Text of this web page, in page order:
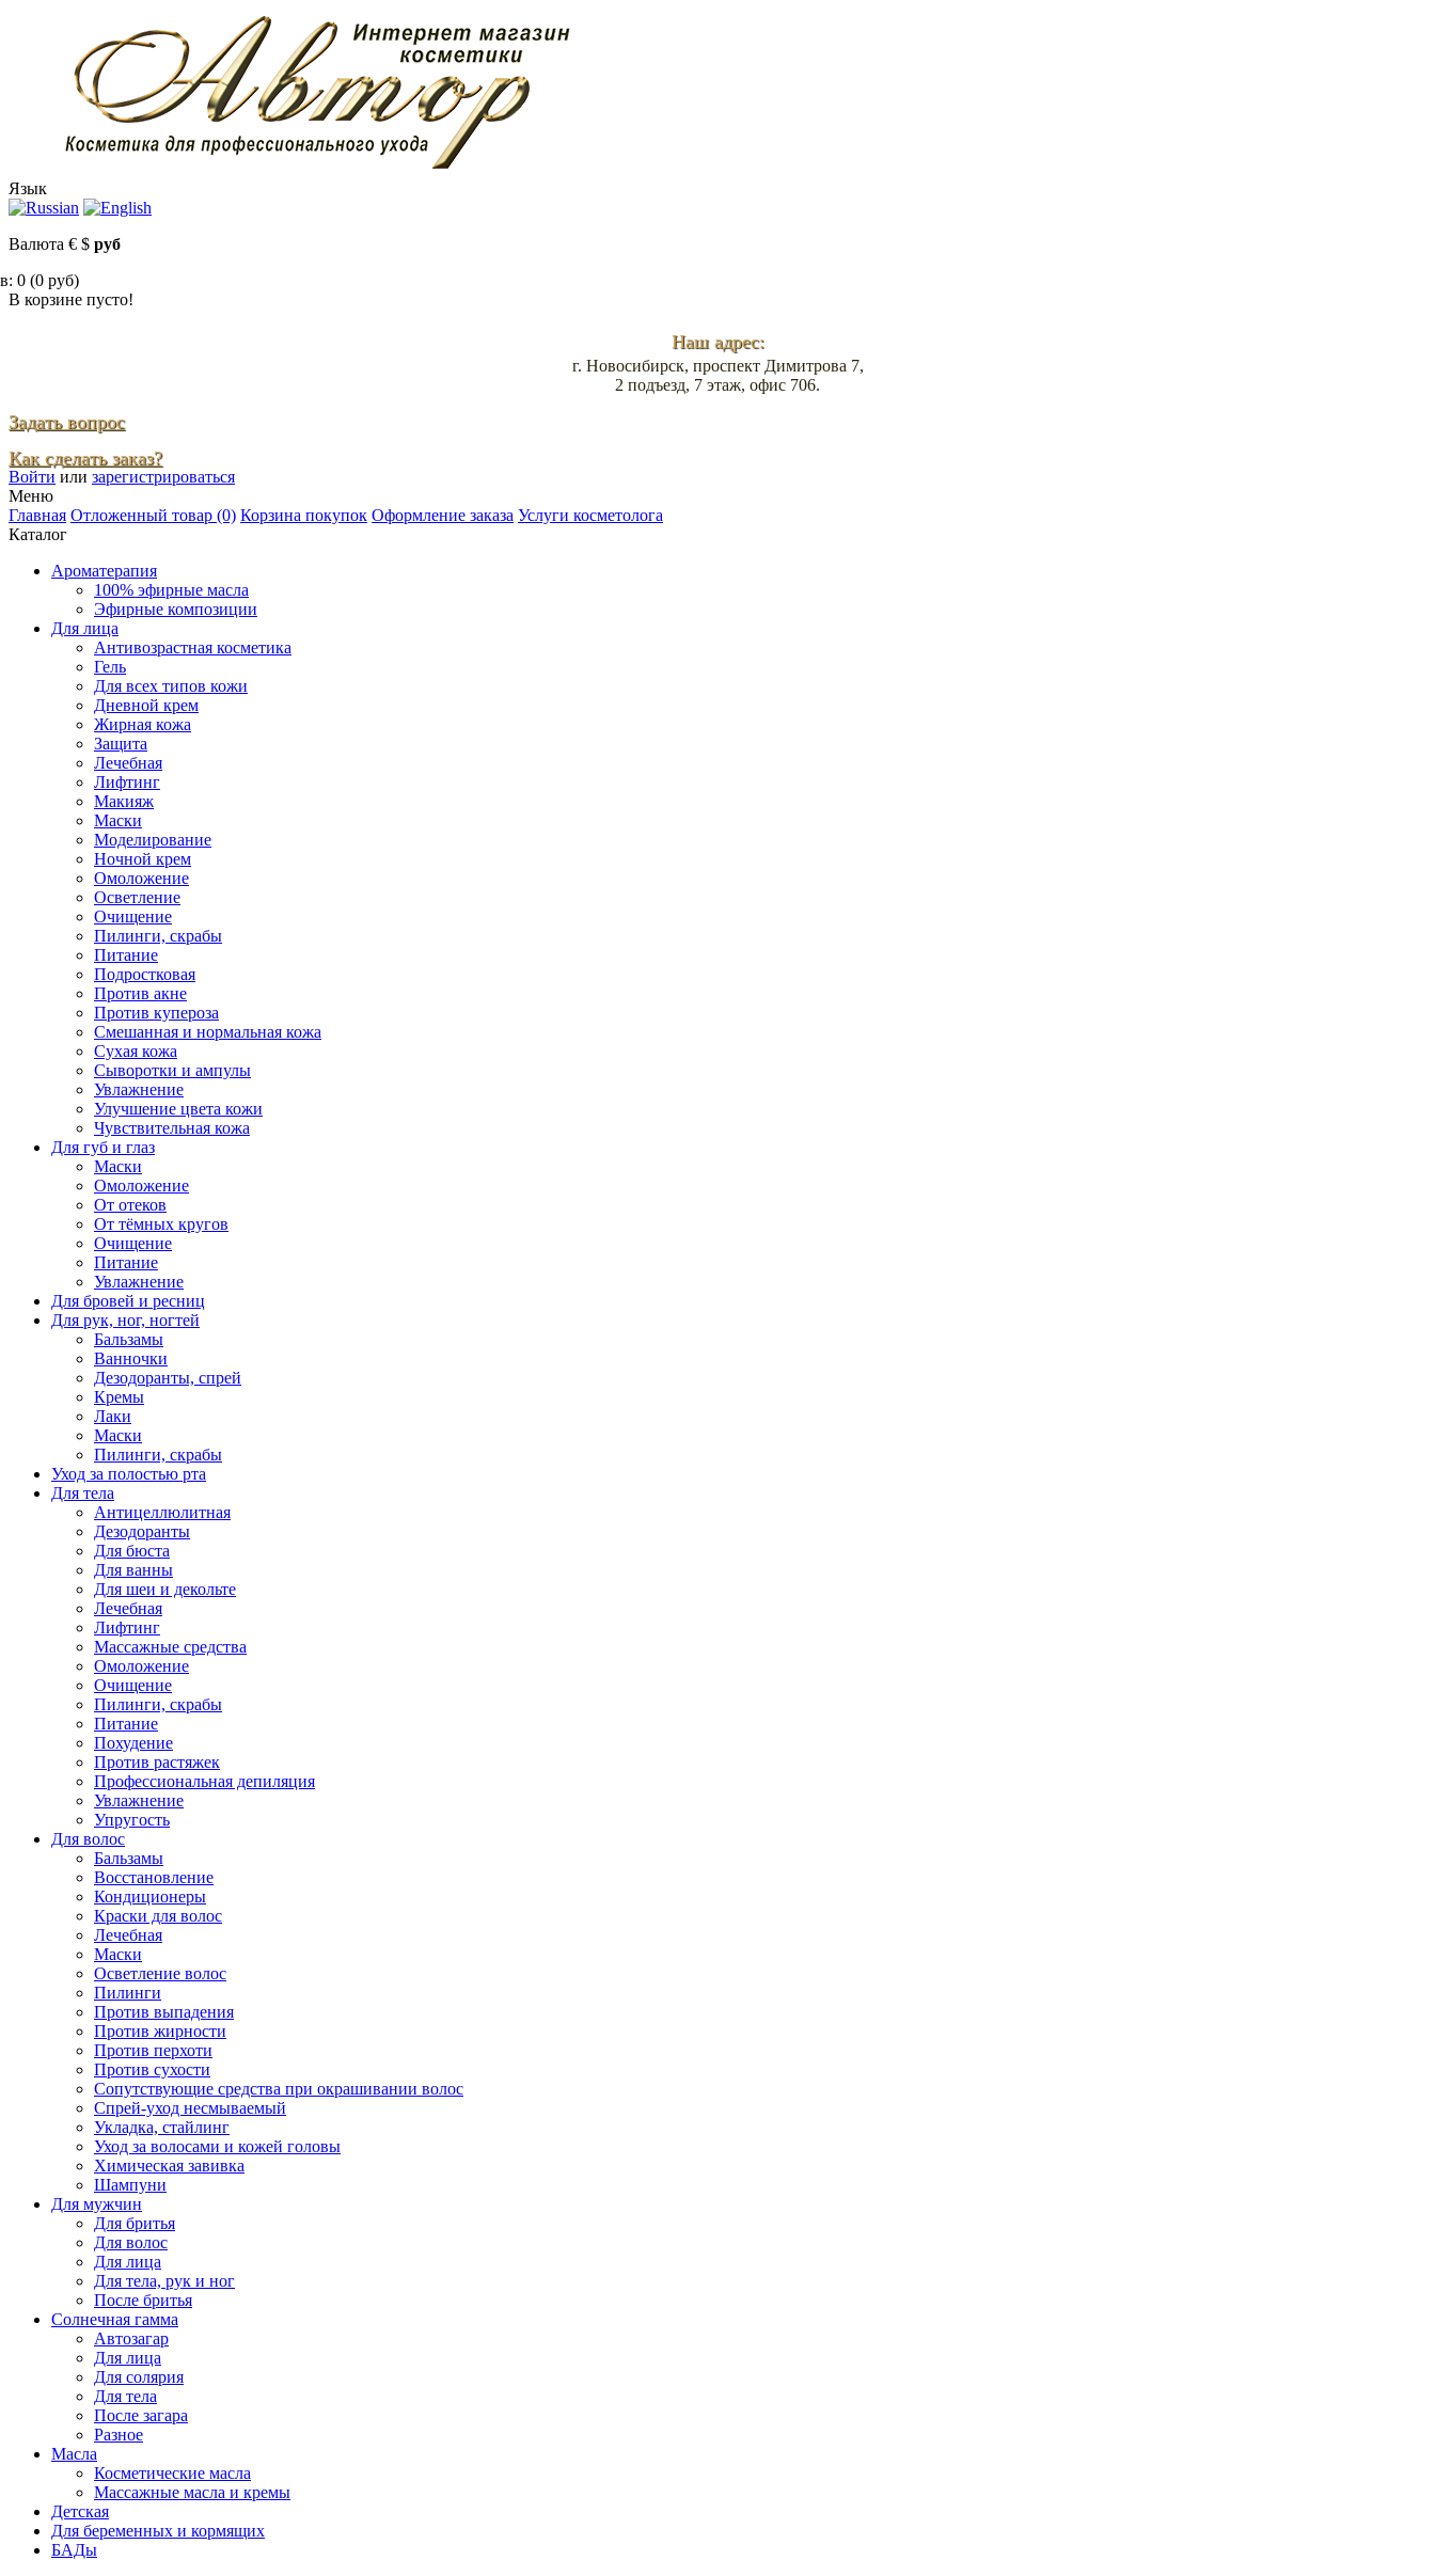
Язык
Валюта € $ руб
0 (0 руб)
В корзине пусто!
Наш адрес:
г. Новосибирск, проспект Димитрова 7,
2 подъезд, 7 этаж, офис 706.
Задать вопрос
Как сделать заказ?
Войти или зарегистрироваться
Меню
Главная Отложенный товар (0) Корзина покупок Оформление заказа Услуги косметолога
Каталог
Ароматерапия
100% эфирные масла
Эфирные композиции
Для лица
Антивозрастная косметика
Гель
Для всех типов кожи
Дневной крем
Жирная кожа
Защита
Лечебная
Лифтинг
Макияж
Маски
Моделирование
Ночной крем
Омоложение
Осветление
Очищение
Пилинги, скрабы
Питание
Подростковая
Против акне
Против купероза
Смешанная и нормальная кожа
Сухая кожа
Сыворотки и ампулы
Увлажнение
Улучшение цвета кожи
Чувствительная кожа
Для губ и глаз
Маски
Омоложение
От отеков
От тёмных кругов
Очищение
Питание
Увлажнение
Для бровей и ресниц
Для рук, ног, ногтей
Бальзамы
Ванночки
Дезодоранты, спрей
Кремы
Лаки
Маски
Пилинги, скрабы
Уход за полостью рта
Для тела
Антицеллюлитная
Дезодоранты
Для бюста
Для ванны
Для шеи и декольте
Лечебная
Лифтинг
Массажные средства
Омоложение
Очищение
Пилинги, скрабы
Питание
Похудение
Против растяжек
Профессиональная депиляция
Увлажнение
Упругость
Для волос
Бальзамы
Восстановление
Кондиционеры
Краски для волос
Лечебная
Маски
Осветление волос
Пилинги
Против выпадения
Против жирности
Против перхоти
Против сухости
Сопутствующие средства при окрашивании волос
Спрей-уход несмываемый
Укладка, стайлинг
Уход за волосами и кожей головы
Химическая завивка
Шампуни
Для мужчин
Для бритья
Для волос
Для лица
Для тела, рук и ног
После бритья
Солнечная гамма
Автозагар
Для лица
Для солярия
Для тела
После загара
Разное
Масла
Косметические масла
Массажные масла и кремы
Детская
Для беременных и кормящих
БАДы